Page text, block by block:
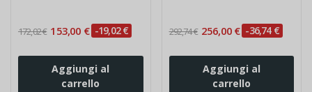
172,02 € 153,00 € -19,02 €
Aggiungi al
carrello
292,74 € 256,00 € -36,74 €
Aggiungi al
carrello